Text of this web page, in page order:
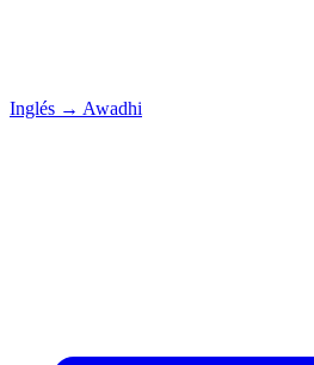
Inglés → Awadhi